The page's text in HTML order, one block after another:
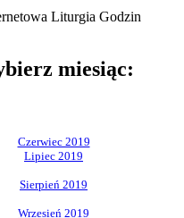
miesiąc:
Czerwiec 2019
Lipiec 2019
Sierpień 2019
Wrzesień 2019